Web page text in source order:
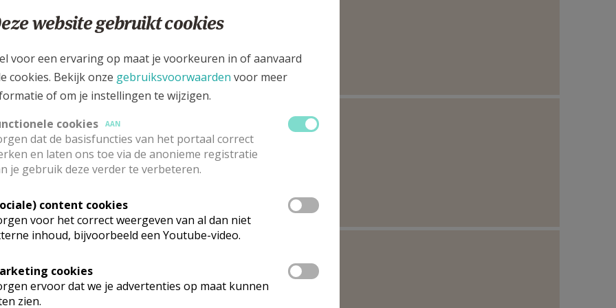
Vandersmissen
15/001
Stuur een mailtje
Cocquyt
4
Eeklo
32 474 653 558
Stuur een mailtje
Cocquyt
4
Stuur een mailtje
website gebruikt cookies
voor een ervaring op maat je voorkeuren in of aanvaard
cookies. Bekijk onze gebruiksvoorwaarden voor meer
of om je instellingen te wijzigen.
cookies
AAN
dat de basisfuncties van het portaal correct
en laten ons toe via de anonieme registratie
je gebruik deze verder te verbeteren.
content cookies
voor het correct weergeven van al dan niet
inhoud, bijvoorbeeld een Youtube-video.
cookies
ervoor dat we je advertenties op maat kunnen
zien.